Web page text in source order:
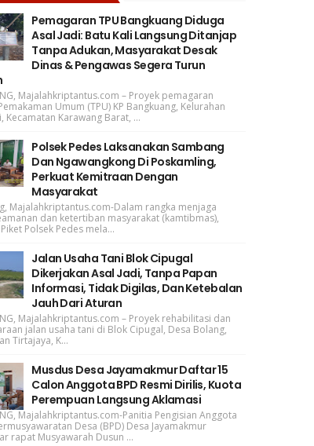
Pemagaran TPU Bangkuang Diduga
Asal Jadi: Batu Kali Langsung Ditanjap
Tanpa Adukan, Masyarakat Desak
Dinas & Pengawas Segera Turun
Majalahkriptantus.com – Proyek pemagaran
Umum (TPU) KP Bangkuang, Kelurahan
Kecamatan Karawang Barat, ...
Polsek Pedes Laksanakan Sambang
Dan Ngawangkong Di Poskamling,
Perkuat Kemitraan Dengan
Masyarakat
Majalahkriptantus.com-Dalam rangka menjaga
dan ketertiban masyarakat (kamtibmas),
Polsek Pedes mela...
Jalan Usaha Tani Blok Cipugal
Dikerjakan Asal Jadi, Tanpa Papan
Informasi, Tidak Digilas, Dan Ketebalan
Jauh Dari Aturan
Majalahkriptantus.com – Proyek rehabilitasi dan
jalan usaha tani di Blok Cipugal, Desa Bolang,
Tirtajaya, K...
Musdus Desa Jayamakmur Daftar 15
Calon Anggota BPD Resmi Dirilis, Kuota
Perempuan Langsung Aklamasi
Majalahkriptantus.com-Panitia Pengisian Anggota
Desa (BPD) Desa Jayamakmur
rapat Musyawarah Dusun ...